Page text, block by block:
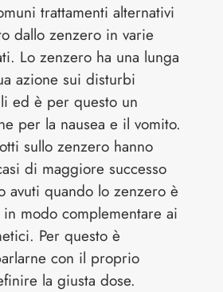
trattamenti alternativi
dallo zenzero in varie
Lo zenzero ha una lunga
azione sui disturbi
ed è per questo un
per la nausea e il vomito.
sullo zenzero hanno
di maggiore successo
avuti quando lo zenzero è
modo complementare ai
Per questo è
con il proprio
la giusta dose.